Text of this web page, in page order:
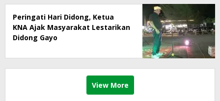
Peringati Hari Didong, Ketua
KNA Ajak Masyarakat Lestarikan
Didong Gayo
View More